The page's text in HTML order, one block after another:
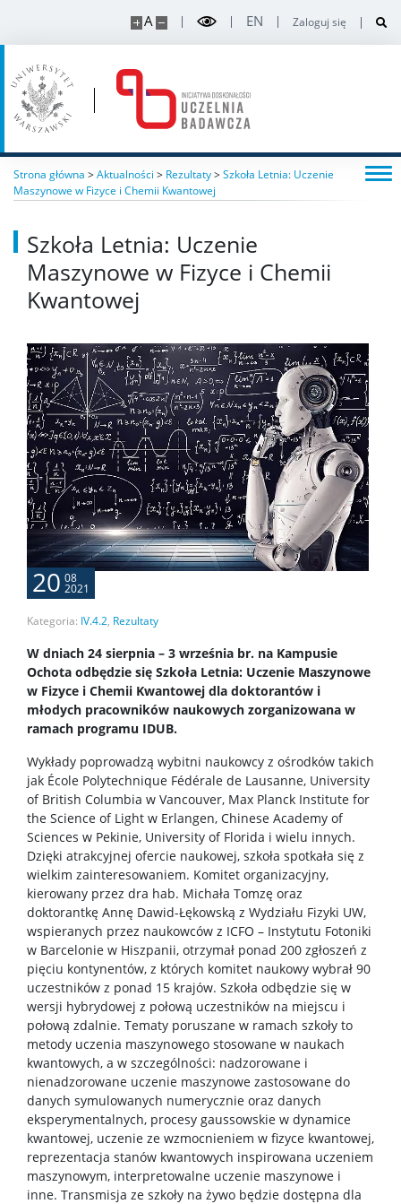
A EN Zaloguj się
Strona główna >Aktualności > Rezultaty>Szkoła Letnia: Uczenie
Maszynowe w Fizyce i Chemii Kwantowej
Szkoła Letnia: Uczenie
Maszynowe w Fizyce i Chemii
Kwantowej
20 08
2021
Kategoria: IV.4.2, Rezultaty
W dniach 24 sierpnia – 3 września br. na Kampusie
Ochota odbędzie się Szkoła Letnia: Uczenie Maszynowe
w Fizyce i Chemii Kwantowej dla doktorantów i
młodych pracowników naukowych zorganizowana w
ramach programu IDUB.
Wykłady poprowadzą wybitni naukowcy z ośrodków takich
jak École Polytechnique Fédérale de Lausanne, University
of British Columbia w Vancouver, Max Planck Institute for
the Science of Light w Erlangen, Chinese Academy of
Sciences w Pekinie, University of Florida i wielu innych.
Dzięki atrakcyjnej ofercie naukowej, szkoła spotkała się z
wielkim zainteresowaniem. Komitet organizacyjny,
kierowany przez dra hab. Michała Tomzę oraz
doktorantkę Annę Dawid-Łękowską z Wydziału Fizyki UW,
wspieranych przez naukowców z ICFO – Instytutu Fotoniki
w Barcelonie w Hiszpanii, otrzymał ponad 200 zgłoszeń z
pięciu kontynentów, z których komitet naukowy wybrał 90
uczestników z ponad 15 krajów. Szkoła odbędzie się w
wersji hybrydowej z połową uczestników na miejscu i
połową zdalnie. Tematy poruszane w ramach szkoły to
metody uczenia maszynowego stosowane w naukach
kwantowych, a w szczególności: nadzorowane i
nienadzorowane uczenie maszynowe zastosowane do
danych symulowanych numerycznie oraz danych
eksperymentalnych, procesy gaussowskie w dynamice
kwantowej, uczenie ze wzmocnieniem w fizyce kwantowej,
reprezentacja stanów kwantowych inspirowana uczeniem
maszynowym, interpretowalne uczenie maszynowe i
inne. Transmisja ze szkoły na żywo będzie dostępna dla